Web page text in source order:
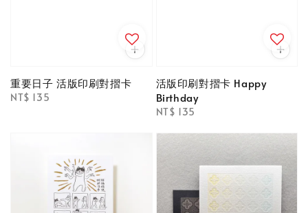
重要日子 活版印刷對摺卡
Regular
NT$ 135
活版印刷對摺卡 Happy
Birthday
Regular
NT$ 135